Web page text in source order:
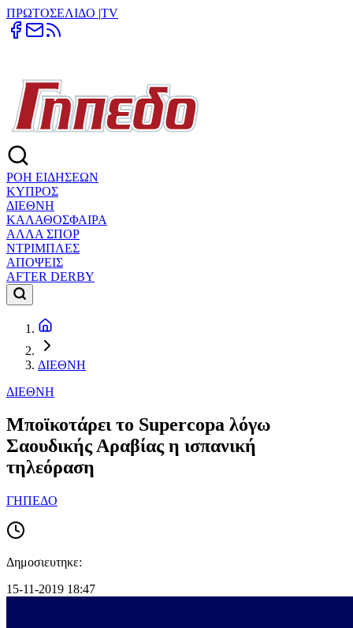
ΠΡΩΤΟΣΕΛΙΔΟ |TV
ΡΟΗ ΕΙΔΗΣΕΩΝ
ΚΥΠΡΟΣ
ΔΙΕΘΝΗ
ΚΑΛΑΘΟΣΦΑΙΡΑ
ΑΛΛΑ ΣΠΟΡ
ΝΤΡΙΜΠΛΕΣ
ΑΠΟΨΕΙΣ
AFTER DERBY
ΔΙΕΘΝΗ
ΔΙΕΘΝΗ
Μποϊκοτάρει το Supercopa λόγω
Σαουδικής Αραβίας η ισπανική
τηλεόραση
ΓΗΠΕΔΟ
Δημοσιευτηκε:
15-11-2019 18:47